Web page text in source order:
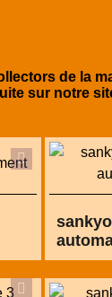
de la
sur notre